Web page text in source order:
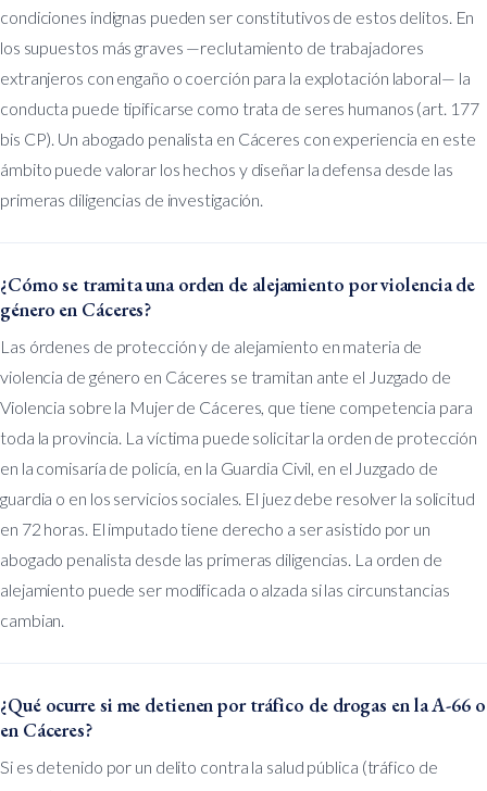
condiciones indignas pueden ser constitutivos de estos delitos. En
los supuestos más graves —reclutamiento de trabajadores
extranjeros con engaño o coerción para la explotación laboral— la
conducta puede tipificarse como trata de seres humanos (art. 177
bis CP). Un abogado penalista en Cáceres con experiencia en este
ámbito puede valorar los hechos y diseñar la defensa desde las
primeras diligencias de investigación.
¿Cómo se tramita una orden de alejamiento por violencia de
género en Cáceres?
Las órdenes de protección y de alejamiento en materia de
violencia de género en Cáceres se tramitan ante el Juzgado de
Violencia sobre la Mujer de Cáceres, que tiene competencia para
toda la provincia. La víctima puede solicitar la orden de protección
en la comisaría de policía, en la Guardia Civil, en el Juzgado de
guardia o en los servicios sociales. El juez debe resolver la solicitud
en 72 horas. El imputado tiene derecho a ser asistido por un
abogado penalista desde las primeras diligencias. La orden de
alejamiento puede ser modificada o alzada si las circunstancias
cambian.
¿Qué ocurre si me detienen por tráfico de drogas en la A-66 o
en Cáceres?
Si es detenido por un delito contra la salud pública (tráfico de